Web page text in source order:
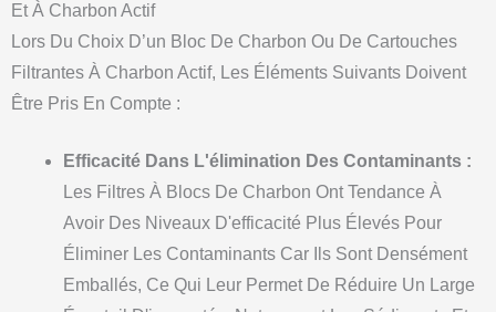
Et À Charbon Actif
Lors Du Choix D’un Bloc De Charbon Ou De Cartouches
Filtrantes À Charbon Actif, Les Éléments Suivants Doivent
Être Pris En Compte :
Efficacité Dans L'élimination Des Contaminants :
Les Filtres À Blocs De Charbon Ont Tendance À
Avoir Des Niveaux D'efficacité Plus Élevés Pour
Éliminer Les Contaminants Car Ils Sont Densément
Emballés, Ce Qui Leur Permet De Réduire Un Large